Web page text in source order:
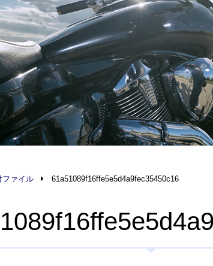
ファイル 61a51089f16ffe5e5d4a9fec35450c16